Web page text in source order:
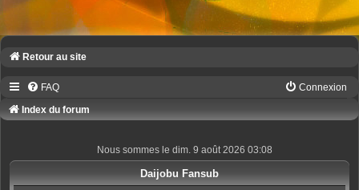
Retour au site
FAQ
Connexion
Index du forum
Nous sommes le dim. 9 août 2026 03:08
Daijobu Fansub